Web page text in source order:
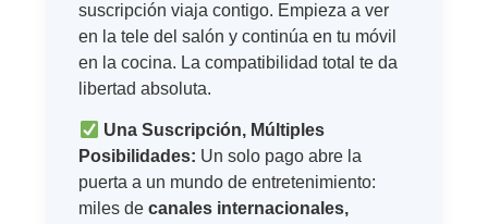
suscripción viaja contigo. Empieza a ver
en la tele del salón y continúa en tu móvil
en la cocina. La compatibilidad total te da
libertad absoluta.
Una Suscripción, Múltiples
Posibilidades: Un solo pago abre la
puerta a un mundo de entretenimiento:
miles decanales internacionales,